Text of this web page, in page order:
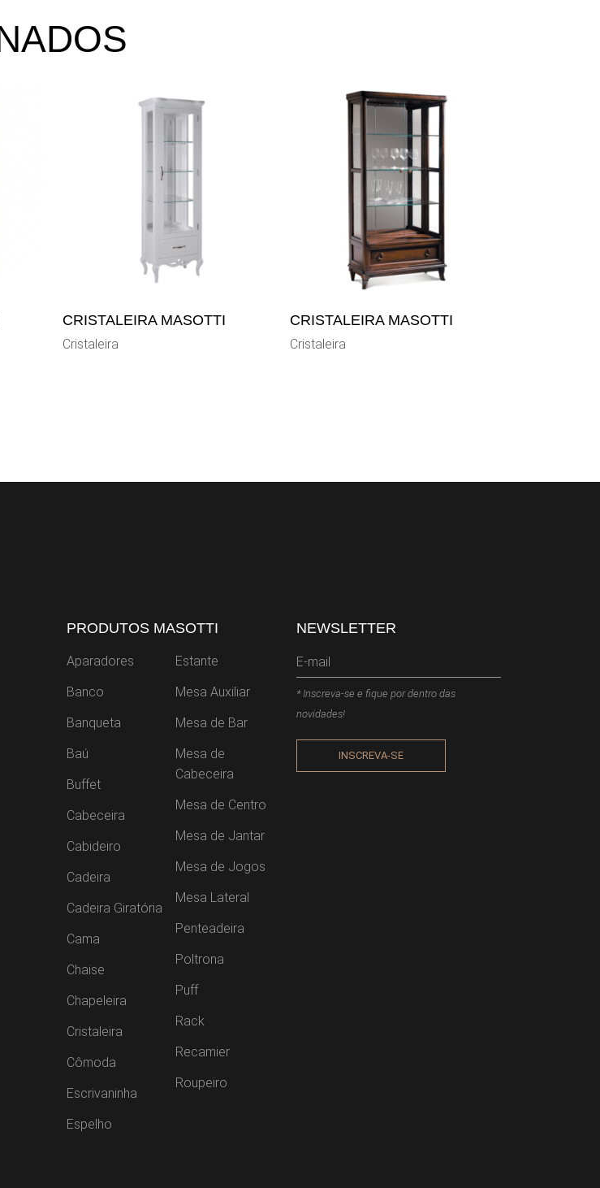
CRISTALEIRA MASOTTI
Cristaleira
CRISTALEIRA MASOTTI
Cristaleira
PRODUTOS MASOTTI
Aparadores
Banco
Banqueta
Baú
Buffet
Cabeceira
Cabideiro
Cadeira
Cadeira Giratória
Cama
Chaise
Chapeleira
Cristaleira
Cômoda
Escrivaninha
Espelho
Estante
Mesa Auxiliar
Mesa de Bar
Mesa de
Cabeceira
Mesa de Centro
Mesa de Jantar
Mesa de Jogos
Mesa Lateral
Penteadeira
Poltrona
Puff
Rack
Recamier
Roupeiro
NEWSLETTER
* Inscreva-se e fique por dentro das
novidades!
INSCREVA-SE